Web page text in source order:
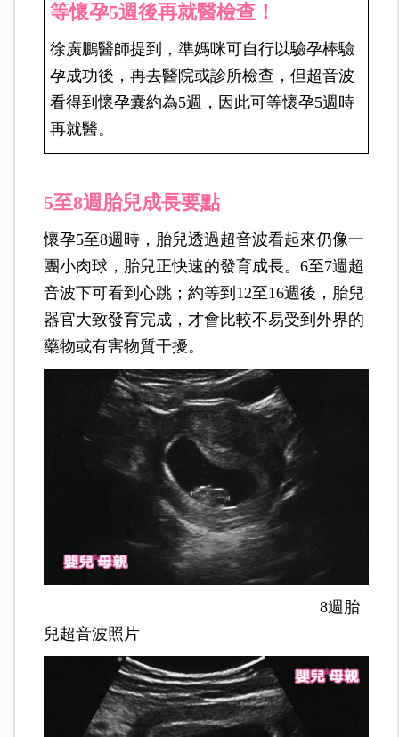
等懷孕5週後再就醫檢查！
徐廣鵬醫師提到，準媽咪可自行以驗孕棒驗
孕成功後，再去醫院或診所檢查，但超音波
看得到懷孕囊約為5週，因此可等懷孕5週時
再就醫。
5至8週胎兒成長要點
懷孕5至8週時，胎兒透過超音波看起來仍像一
團小肉球，胎兒正快速的發育成長。6至7週超
音波下可看到心跳；約等到12至16週後，胎兒
器官大致發育完成，才會比較不易受到外界的
藥物或有害物質干擾。
8週胎
兒超音波照片